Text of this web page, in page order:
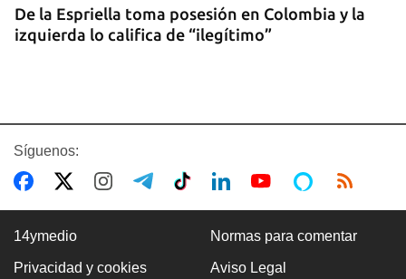
De la Espriella toma posesión en Colombia y la
izquierda lo califica de “ilegítimo”
Síguenos:
14ymedio Normas para comentar
Privacidad y cookies Aviso Legal